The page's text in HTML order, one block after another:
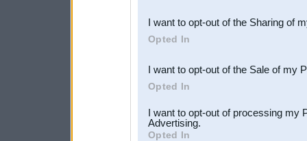
Downstream Participants
third parties.
I want to opt-out of the Sharing of
Opted In
I want to opt-out of the Sale of my
Opted In
I want to opt-out of processing my
Advertising.
Opted In